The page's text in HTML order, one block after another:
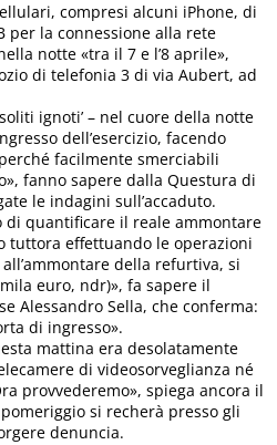
compresi alcuni iPhone, di
per la connessione alla rete
notte «tra il 7 e l’8 aprile»,
di telefonia 3 di via Aubert, ad
ignoti’ – nel cuore della notte
dell’esercizio, facendo
facilmente smerciabili
fanno sapere dalla Questura di
le indagini sull’accaduto.
di quantificare il reale ammontare
tuttora effettuando le operazioni
della refurtiva, si
euro, ndr)», fa sapere il
Alessandro Sella, che conferma:
di ingresso».
mattina era desolatamente
di videosorveglianza né
provvederemo», spiega ancora il
si recherà presso gli
denuncia.